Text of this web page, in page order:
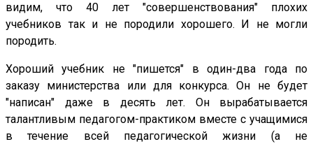
видим, что 40 лет "совершенствования" плохих
учебников так и не породили хорошего. И не могли
породить.
Хороший учебник не "пишется" в один-два года по
заказу министерства или для конкурса. Он не будет
"написан" даже в десять лет. Он вырабатывается
талантливым педагогом-практиком вместе с учащимися
в течение всей педагогической жизни (а не